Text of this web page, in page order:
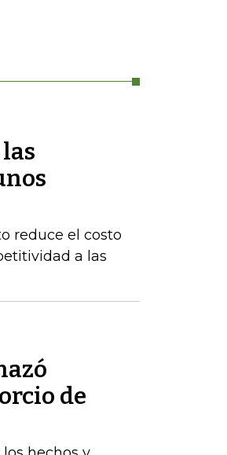
reduce el costo
a las
de